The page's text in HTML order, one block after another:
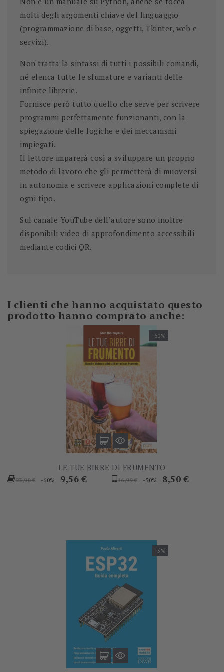
molti degli argomenti chiave del linguaggio
(programmazione di base, oggetti, Tkinter, web e
servizi).
Non tratta la sintassi di tutti i possibili comandi,
né elenca tutte le sfumature e varianti delle
infinite librerie.
Fornisce però tutto quello che serve per scrivere
programmi perfettamente funzionanti, con la
spiegazione delle logiche e dei meccanismi
impiegati.
Il lettore imparerà così a sviluppare un proprio
metodo di lavoro che gli permetterà di muoversi
in autonomia e scrivere applicazioni complete di
ogni tipo.
Sul canale YouTube dell’autore sono inoltre
disponibili video di approfondimento accessibili
mediante codici QR.
I clienti che hanno acquistato questo
prodotto hanno comprato anche:
-60%
LE TUE BIRRE DI FRUMENTO
Prezzo
23,90 € -60% Prezzo
9,56 €
Prezzo
16,99 € -50% Prezzo
8,50 €
-5%